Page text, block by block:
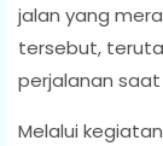
jalan yang
tersebut,
perjalanan
Melalui